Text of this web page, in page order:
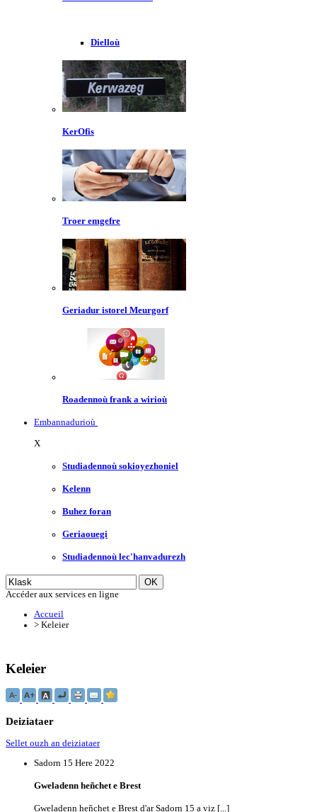
Dielloù
KerOfis
Troer emgefre
Geriadur istorel Meurgorf
Roadennoù frank a wirioù
Embannadurioù
X
Studiadennoù sokioyezhoniel
Kelenn
Buhez foran
Geriaouegi
Studiadennoù lec'hanvadurezh
Accéder aux services en ligne
Accueil
> Keleier
Keleier
Deiziataer
Sellet ouzh an deiziataer
Sadorn 15 Here 2022
Gweladenn heñchet e Brest
Gweladenn heñchet e Brest d'ar Sadorn 15 a viz [...]